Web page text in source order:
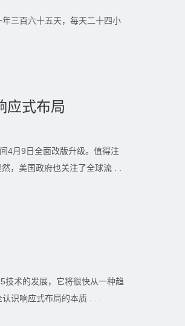
三百六十五天，每天二十四小
应式布局
4月9日全面改版升级。值得注
，美国政府也关注了全球流 . .
技术的发展，它将很快从一种趋
识响应式布局的本质 . . .